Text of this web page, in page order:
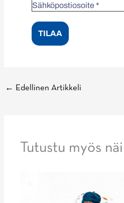
← Edellinen Artikkeli
Tutustu myös